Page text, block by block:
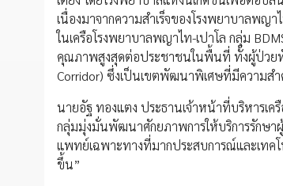
เนื่องมาจากความสำเร็จของโรงพยาบาลพญ
ในเครือโรงพยาบาลพญาไท-เปาโล กลุ่ม
คุณภาพสูงสุดต่อประชาชนในพื้นที่ ทั้งผู้ป่วยทั่
Corridor) ซึ่งเป็นเขตพัฒนาพิเศษที่มีความสำ
นายอัฐ ทองแตง ประธานเจ้าหน้าที่บริหารเค
กลุ่มมุ่งมั่นพัฒนาศักยภาพการให้บริการรักษา
แพทย์เฉพาะทางที่มากประสบการณ์และเทค
ขึ้น”